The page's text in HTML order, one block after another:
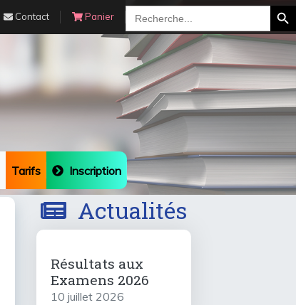
Contact Panier
Search
for:
Search
Tarifs Inscription
Actualités
Résultats aux
Examens 2026
10 juillet 2026